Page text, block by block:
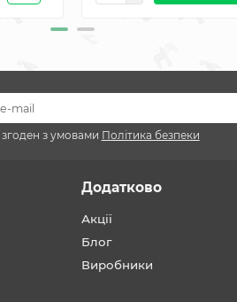
з умовами Політика безпеки
Додатково
Акції
Блог
Виробники